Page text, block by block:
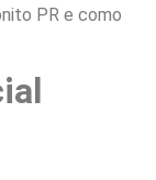
PR e como